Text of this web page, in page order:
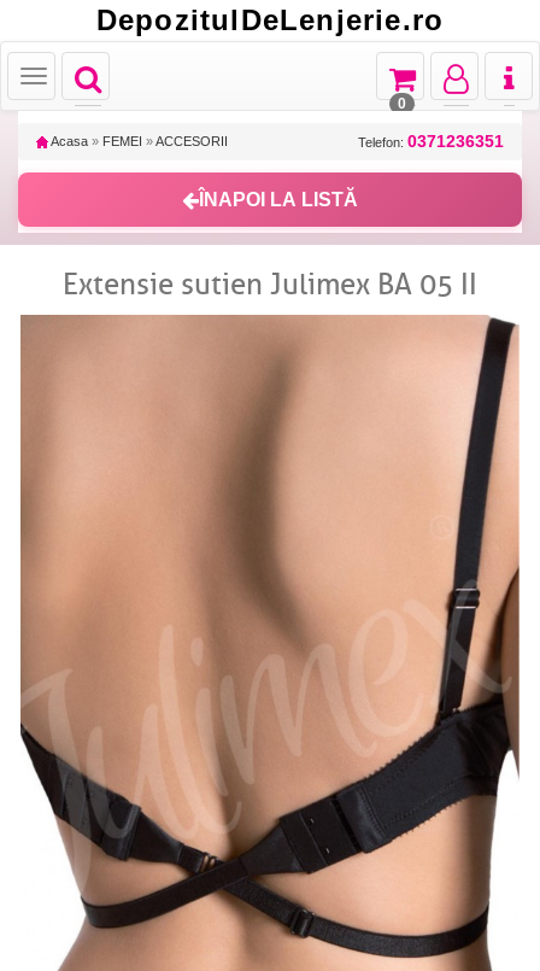
DepozitulDeLenjerie.ro
Toggle
navigation
Toggle
Toggle
navigation
Toggle
navigation
Toggle
navigation
0
Acasa » FEMEI »ACCESORII Telefon: 0371236351
ÎNAPOI LA LISTĂ
Extensie sutien Julimex BA 05 II